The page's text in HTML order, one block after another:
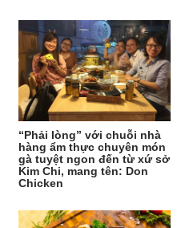
“Phải lòng” với chuỗi nhà
hàng ẩm thực chuyên món
gà tuyệt ngon đến từ xứ sở
Kim Chi, mang tên: Don
Chicken